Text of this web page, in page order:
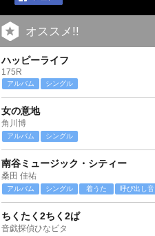
オススメ!!
ハッピーライフ
175R
アルバム シングル
女の意地
角川博
アルバム シングル
南谷ミュージック・シティー
桑田 佳祐
アルバム シングル 着うた 呼び出し音
ちくたく2ちく2ぱ
音戯探偵ひなビタ